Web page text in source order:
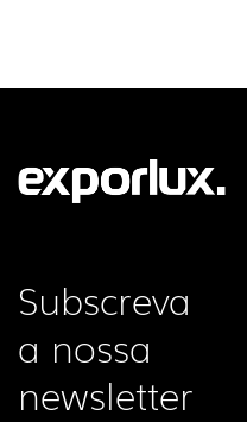
Subscreva
a nossa
newsletter